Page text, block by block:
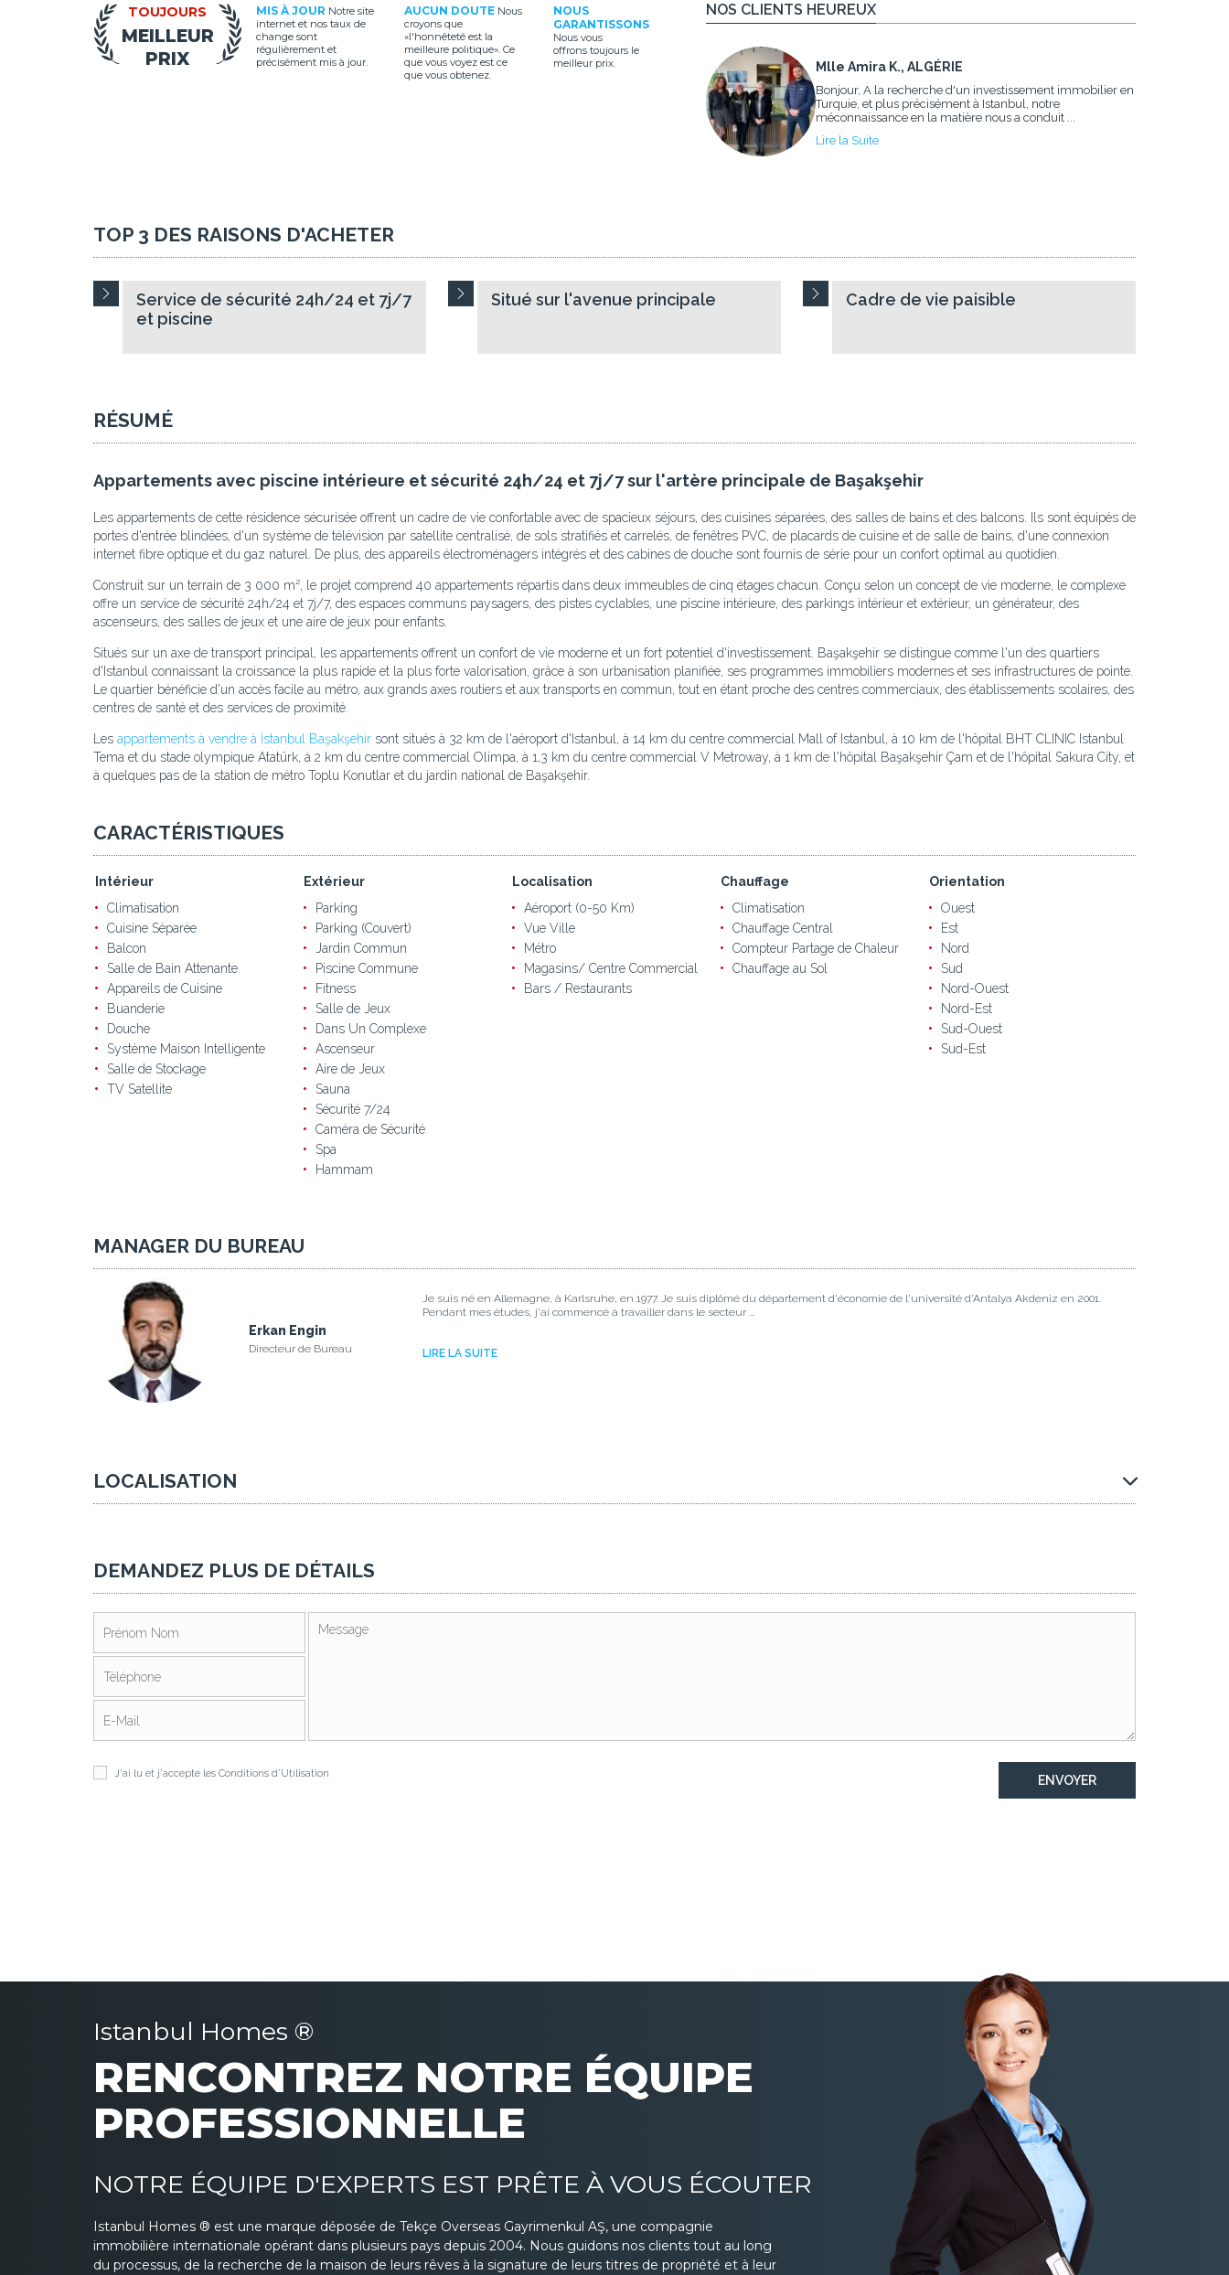
TOUJOURS
MEILLEUR
PRIX
MIS À JOUR Notre site
internet et nos taux de
change sont
régulièrement et
précisément mis à jour.
AUCUN DOUTE Nous
croyons que
«l'honnêteté est la
meilleure politique». Ce
que vous voyez est ce
que vous obtenez.
NOUS
GARANTISSONS
Nous vous
offrons toujours le
meilleur prix.
NOS CLIENTS HEUREUX
Mlle Amira K., ALGÉRIE
Bonjour, A la recherche d'un investissement immobilier en
Turquie, et plus précisément à Istanbul, notre
méconnaissance en la matière nous a conduit ...
Lire la Suite
TOP 3 DES RAISONS D'ACHETER
Service de sécurité 24h/24 et 7j/7
et piscine
Situé sur l'avenue principale Cadre de vie paisible
RÉSUMÉ
Appartements avec piscine intérieure et sécurité 24h/24 et 7j/7 sur l'artère principale de Başakşehir
Les appartements de cette résidence sécurisée offrent un cadre de vie confortable avec de spacieux séjours, des cuisines séparées, des salles de bains et des balcons. Ils sont équipés de
portes d'entrée blindées, d'un système de télévision par satellite centralisé, de sols stratifiés et carrelés, de fenêtres PVC, de placards de cuisine et de salle de bains, d'une connexion
internet fibre optique et du gaz naturel. De plus, des appareils électroménagers intégrés et des cabines de douche sont fournis de série pour un confort optimal au quotidien.
Construit sur un terrain de 3 000 m², le projet comprend 40 appartements répartis dans deux immeubles de cinq étages chacun. Conçu selon un concept de vie moderne, le complexe
offre un service de sécurité 24h/24 et 7j/7, des espaces communs paysagers, des pistes cyclables, une piscine intérieure, des parkings intérieur et extérieur, un générateur, des
ascenseurs, des salles de jeux et une aire de jeux pour enfants.
Situés sur un axe de transport principal, les appartements offrent un confort de vie moderne et un fort potentiel d'investissement. Başakşehir se distingue comme l'un des quartiers
d'Istanbul connaissant la croissance la plus rapide et la plus forte valorisation, grâce à son urbanisation planifiée, ses programmes immobiliers modernes et ses infrastructures de pointe.
Le quartier bénéficie d'un accès facile au métro, aux grands axes routiers et aux transports en commun, tout en étant proche des centres commerciaux, des établissements scolaires, des
centres de santé et des services de proximité.
Les appartements à vendre à İstanbul Başakşehir sont situés à 32 km de l'aéroport d'Istanbul, à 14 km du centre commercial Mall of Istanbul, à 10 km de l'hôpital BHT CLINIC Istanbul
Tema et du stade olympique Atatürk, à 2 km du centre commercial Olimpa, à 1,3 km du centre commercial V Metroway, à 1 km de l'hôpital Başakşehir Çam et de l'hôpital Sakura City, et
à quelques pas de la station de métro Toplu Konutlar et du jardin national de Başakşehir.
CARACTÉRISTIQUES
Intérieur
Climatisation
Cuisine Séparée
Balcon
Salle de Bain Attenante
Appareils de Cuisine
Buanderie
Douche
Système Maison Intelligente
Salle de Stockage
TV Satellite
Extérieur
Parking
Parking (Couvert)
Jardin Commun
Piscine Commune
Fitness
Salle de Jeux
Dans Un Complexe
Ascenseur
Aire de Jeux
Sauna
Sécurité 7/24
Caméra de Sécurité
Spa
Hammam
Localisation
Aéroport (0-50 Km)
Vue Ville
Métro
Magasins/ Centre Commercial
Bars / Restaurants
Chauffage
Climatisation
Chauffage Central
Compteur Partage de Chaleur
Chauffage au Sol
Orientation
Ouest
Est
Nord
Sud
Nord-Ouest
Nord-Est
Sud-Ouest
Sud-Est
MANAGER DU BUREAU
Erkan Engin
Directeur de Bureau
Je suis né en Allemagne, à Karlsruhe, en 1977. Je suis diplômé du département d'économie de l'université d'Antalya Akdeniz en 2001.
Pendant mes études, j'ai commencé à travailler dans le secteur ...
LIRE LA SUITE
LOCALISATION
DEMANDEZ PLUS DE DÉTAILS
J'ai lu et j'accepte les Conditions d'Utilisation
Istanbul Homes ®
RENCONTREZ NOTRE ÉQUIPE
PROFESSIONNELLE
NOTRE ÉQUIPE D'EXPERTS EST PRÊTE À VOUS ÉCOUTER
Istanbul Homes ® est une marque déposée de Tekçe Overseas Gayrimenkul AŞ, une compagnie
immobilière internationale opérant dans plusieurs pays depuis 2004. Nous guidons nos clients tout au long
du processus, de la recherche de la maison de leurs rêves à la signature de leurs titres de propriété et à leur